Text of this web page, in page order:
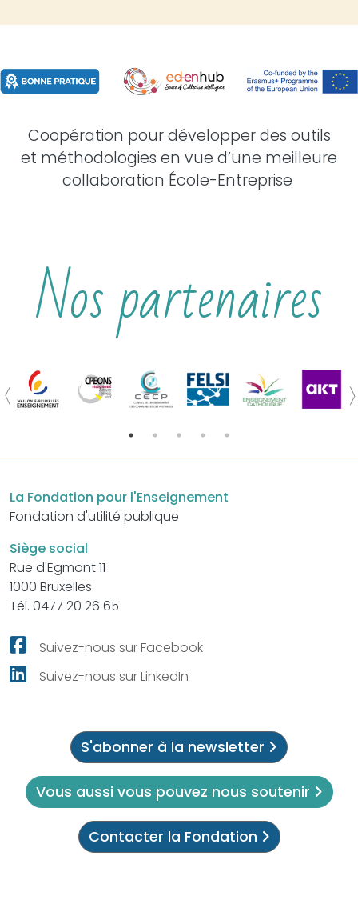
Coopération pour développer des outils
et méthodologies en vue d’une meilleure
collaboration École-Entreprise
Nos partenaires
La Fondation pour l'Enseignement
Fondation d'utilité publique
Siège social
Rue d'Egmont 11
1000 Bruxelles
Tél. 0477 20 26 65
Suivez-nous sur Facebook
Suivez-nous sur LinkedIn
S'abonner à la newsletter
Vous aussi vous pouvez nous soutenir
Contacter la Fondation